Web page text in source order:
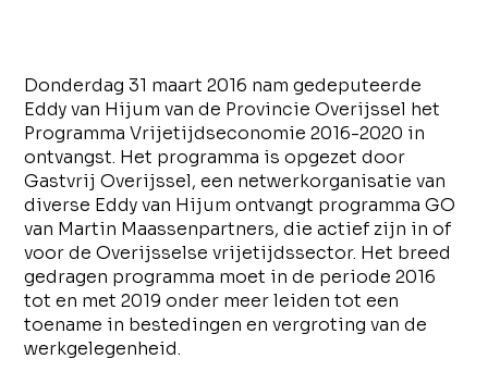
Donderdag 31 maart 2016 nam gedeputeerde
Eddy van Hijum van de Provincie Overijssel het
Programma Vrijetijdseconomie 2016-2020 in
ontvangst. Het programma is opgezet door
Gastvrij Overijssel, een netwerkorganisatie van
diverse Eddy van Hijum ontvangt programma GO
van Martin Maassenpartners, die actief zijn in of
voor de Overijsselse vrijetijdssector. Het breed
gedragen programma moet in de periode 2016
tot en met 2019 onder meer leiden tot een
toename in bestedingen en vergroting van de
werkgelegenheid.